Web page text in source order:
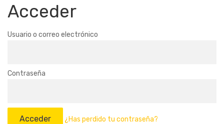
Acceder
Usuario o correo electrónico
Contraseña
¿Has perdido tu contraseña?